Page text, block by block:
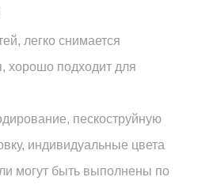
легко снимается
хорошо подходит для
пескоструйную
индивидуальные цвета
могут быть выполнены по